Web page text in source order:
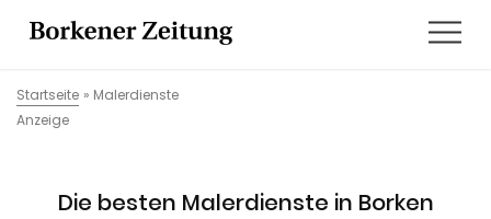
Startseite » Malerdienste
Anzeige
Die besten Malerdienste in Borken